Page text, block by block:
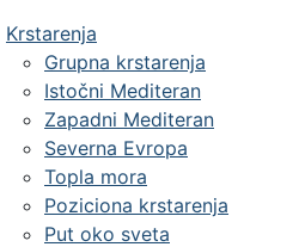
Krstarenja
Grupna krstarenja
Istočni Mediteran
Zapadni Mediteran
Severna Evropa
Topla mora
Poziciona krstarenja
Put oko sveta